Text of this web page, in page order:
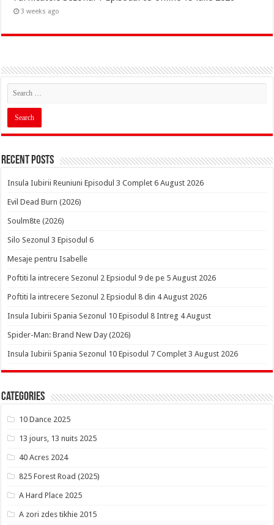
3 weeks ago
Recent Posts
Insula Iubirii Reuniuni Episodul 3 Complet 6 August 2026
Evil Dead Burn (2026)
Soulm8te (2026)
Silo Sezonul 3 Episodul 6
Mesaje pentru Isabelle
Poftiti la intrecere Sezonul 2 Epsiodul 9 de pe 5 August 2026
Poftiti la intrecere Sezonul 2 Epsiodul 8 din 4 August 2026
Insula Iubirii Spania Sezonul 10 Episodul 8 Intreg 4 August
Spider-Man: Brand New Day (2026)
Insula Iubirii Spania Sezonul 10 Episodul 7 Complet 3 August 2026
Categories
10 Dance 2025
13 jours, 13 nuits 2025
40 Acres 2024
825 Forest Road (2025)
A Hard Place 2025
A zori zdes tikhie 2015